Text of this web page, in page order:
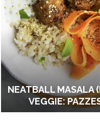
NEATBALL MASALA
VEGGIE: